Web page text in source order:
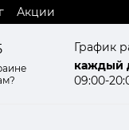
Акции
График
каждый
09:00-